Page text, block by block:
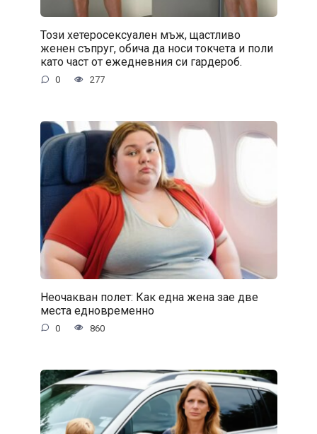
Този хетеросексуален мъж, щастливо
женен съпруг, обича да носи токчета и поли
като част от ежедневния си гардероб.
0 277
Неочакван полет: Как една жена зае две
места едновременно
0 860